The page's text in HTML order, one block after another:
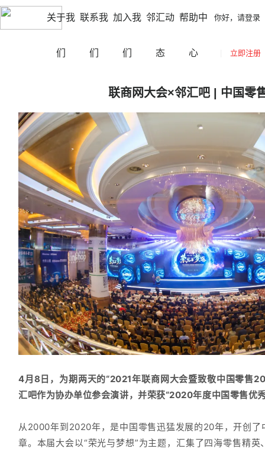
切换城市 网站导航
立即注册
你好，请登录
关于我
们
联系我
们
加入我
们
邻汇动
态
帮助中
心
你好，请登录
立即注册
联商网大会×邻汇吧 | 中国零
4月8日，为期两天的“2021年联商网大会暨致敬中国零售
汇吧作为协办单位参会演讲，并荣获“2020年度中国零售优
从2000年到2020年，是中国零售迅猛发展的20年，开创了
章。本届大会以“荣光与梦想”为主题，汇集了四海零售精